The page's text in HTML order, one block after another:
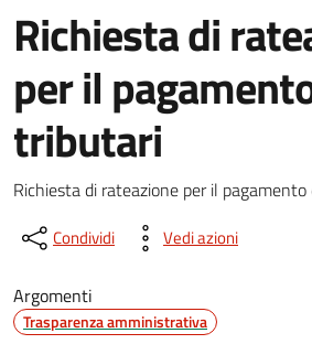
Richiesta di
per il
tributari
Dettagli del
Richiesta di rateazione per il
Condividi Vedi azioni
Argomenti
Trasparenza amministrativa